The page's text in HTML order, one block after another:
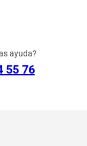
ayuda?
55 76